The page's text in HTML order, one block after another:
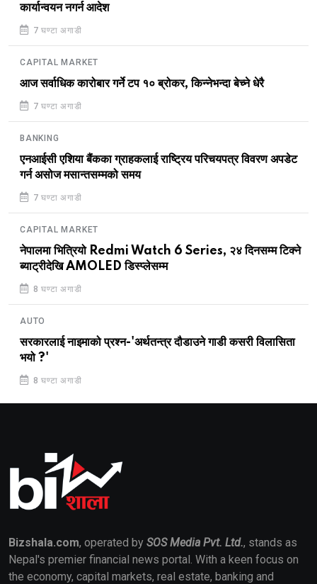
कार्यान्वयन नगर्न आदेश
7 घण्टा अगाडी
CAPITAL MARKET
आज सर्वाधिक कारोबार गर्ने टप १० ब्रोकर, किन्नेभन्दा बेच्ने धेरै
7 घण्टा अगाडी
BANKING
एनआईसी एशिया बैंकका ग्राहकलाई राष्ट्रिय परिचयपत्र विवरण अपडेट
गर्न असोज मसान्तसम्मको समय
7 घण्टा अगाडी
CAPITAL MARKET
नेपालमा भित्रियो Redmi Watch 6 Series, २४ दिनसम्म टिक्ने
ब्याट्रीदेखि AMOLED डिस्प्लेसम्म
8 घण्टा अगाडी
AUTO
सरकारलाई नाइमाको प्रश्न-'अर्थतन्त्र दौडाउने गाडी कसरी विलासिता
भयो ?'
8 घण्टा अगाडी
Bizshala.com, operated by SOS Media Pvt. Ltd., stands as
Nepal's premier financial news portal. With a keen focus on
the economy, capital markets, real estate, banking and